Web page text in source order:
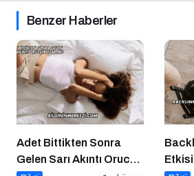
Benzer Haberler
Adet Bittikten Sonra
Gelen Sarı Akıntı Orucu